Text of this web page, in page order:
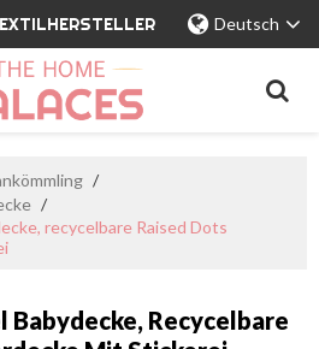
Deutsch
/
/
recycelbare Raised Dots
Babydecke, Recycelbare